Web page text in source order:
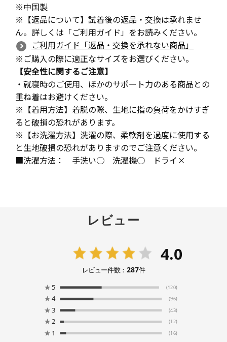
※中国製
※【返品について】試着後の返品・交換は承れませ
ん。詳しくは「ご利用ガイド」をお読みください。
ご利用ガイド「返品・交換を承れない商品」
※ご購入の際に適正なサイズをお選びください。
【安全性に関するご注意】
・就寝時のご使用、ほかのサポート力のある商品との
重ね着はお避けください。
※【着用方法】着脱の際、生地に指の負荷をかけすぎ
ると破損の恐れがあります。
※【お洗濯方法】洗濯の際、柔軟剤を過度に使用する
と生地破損の恐れがありますのでご注意ください。
■洗濯方法： 手洗い○ 洗濯機○ ドライ×
レビュー
4.0
レビュー件数： 287件
★ 5 (120)
★4 (96)
★3 (43)
★2 (12)
★ 1 (16)